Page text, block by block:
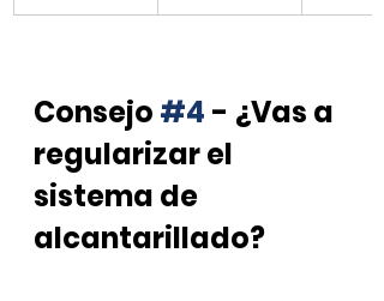
Consejo #4 - ¿Vas a
regularizar el
sistema de
alcantarillado?